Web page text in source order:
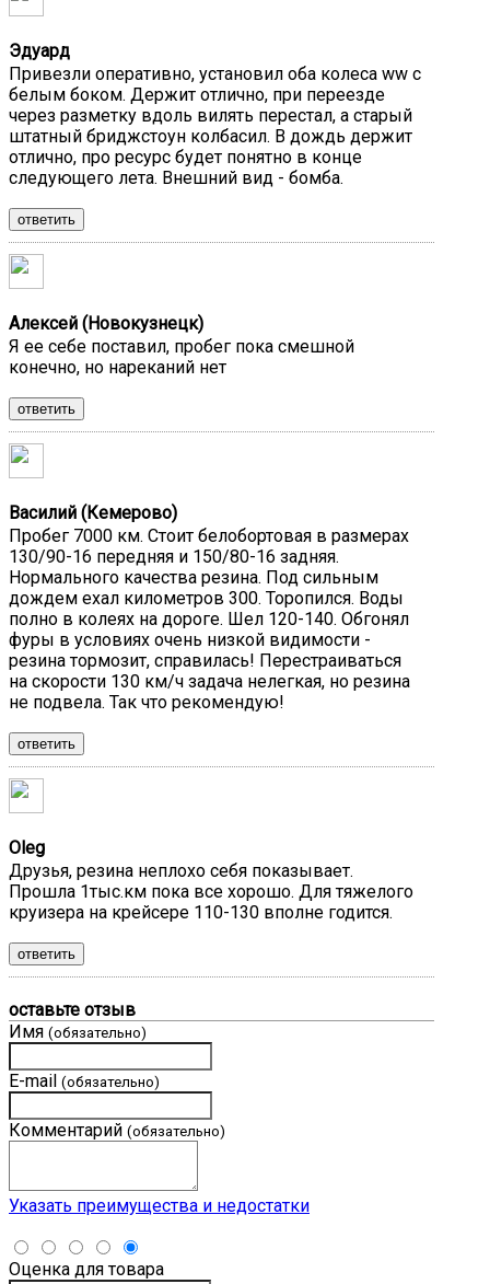
Эдуард
Привезли оперативно, установил оба колеса ww с
белым боком. Держит отлично, при переезде
через разметку вдоль вилять перестал, а старый
штатный бриджстоун колбасил. В дождь держит
отлично, про ресурс будет понятно в конце
следующего лета. Внешний вид - бомба.
ответить
Алексей (Новокузнецк)
Я ее себе поставил, пробег пока смешной
конечно, но нареканий нет
ответить
Василий (Кемерово)
Пробег 7000 км. Стоит белобортовая в размерах
130/90-16 передняя и 150/80-16 задняя.
Нормального качества резина. Под сильным
дождем ехал километров 300. Торопился. Воды
полно в колеях на дороге. Шел 120-140. Обгонял
фуры в условиях очень низкой видимости -
резина тормозит, справилась! Перестраиваться
на скорости 130 км/ч задача нелегкая, но резина
не подвела. Так что рекомендую!
ответить
Oleg
Друзья, резина неплохо себя показывает.
Прошла 1тыс.км пока все хорошо. Для тяжелого
круизера на крейсере 110-130 вполне годится.
ответить
оставьте отзыв
Имя (обязательно)
E-mail (обязательно)
Комментарий (обязательно)
Указать преимущества и недостатки
Оценка для товара